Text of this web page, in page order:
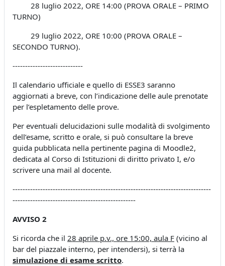
28 luglio 2022, ORE 14:00 (PROVA ORALE – PRIMO
TURNO)
29 luglio 2022, ORE 10:00 (PROVA ORALE –
SECONDO TURNO).
----------------------------
Il calendario ufficiale e quello di ESSE3 saranno
aggiornati a breve, con l’indicazione delle aule prenotate
per l’espletamento delle prove.
Per eventuali delucidazioni sulle modalità di svolgimento
dell’esame, scritto e orale, si può consultare la breve
guida pubblicata nella pertinente pagina di Moodle2,
dedicata al Corso di Istituzioni di diritto privato I, e/o
scrivere una mail al docente.
-------------------------------------------------------------------------------
-------------------------------------------------
AVVISO 2
Si ricorda che il 28 aprile p.v., ore 15:00, aula F (vicino al
bar del piazzale interno, per intendersi), si terrà la
simulazione di esame scritto.